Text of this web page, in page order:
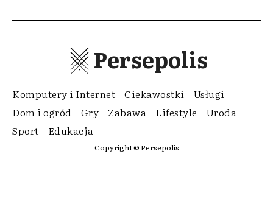
Persepolis
Komputery i Internet Ciekawostki
Usługi
Dom i ogród
Gry Zabawa Lifestyle
Uroda
Sport
Edukacja
Copyright © Persepolis